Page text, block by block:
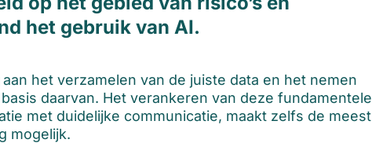
het gebruik van AI.
het verzamelen van de juiste data en het nemen
daarvan. Het verankeren van deze fundamentele
met duidelijke communicatie, maakt zelfs de meest
mogelijk.